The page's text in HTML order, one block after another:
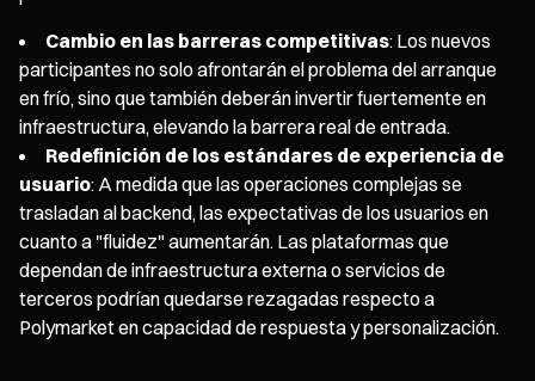
Cambio en las barreras competitivas: Los nuevos
participantes no solo afrontarán el problema del arranque
en frío, sino que también deberán invertir fuertemente en
infraestructura, elevando la barrera real de entrada.
Redefinición de los estándares de experiencia de
usuario: A medida que las operaciones complejas se
trasladan al backend, las expectativas de los usuarios en
cuanto a "fluidez" aumentarán. Las plataformas que
dependan de infraestructura externa o servicios de
terceros podrían quedarse rezagadas respecto a
Polymarket en capacidad de respuesta y personalización.